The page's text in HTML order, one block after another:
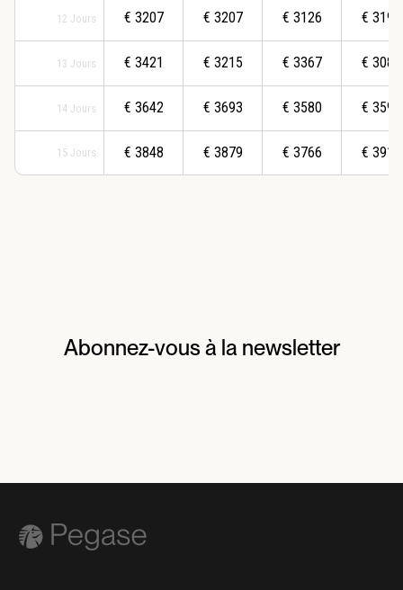
12 Jours
13 Jours
14 Jours
15 Jours
€ 3207
€ 3421
€ 3642
€ 3848
€ 3207
€ 3215
€ 3693
€ 3879
€ 3126
€ 3367
€ 3580
€ 3766
€ 3192
€ 3087
€ 3592
€ 3917
Abonnez-vous à la newsletter